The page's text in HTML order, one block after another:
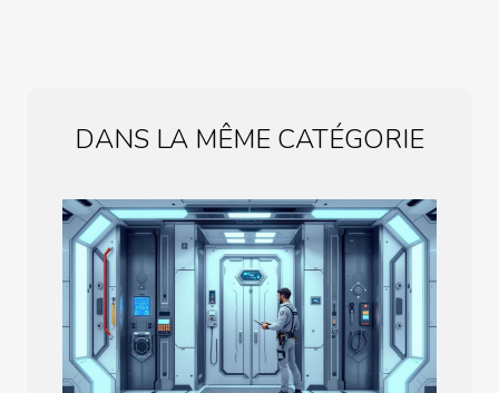
DANS LA MÊME CATÉGORIE